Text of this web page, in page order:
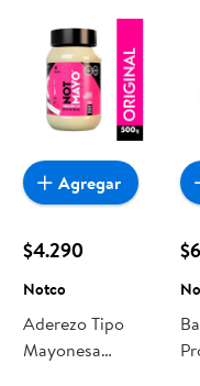
$4.290
Notco
Aderezo Tipo
Mayonesa
Agregar